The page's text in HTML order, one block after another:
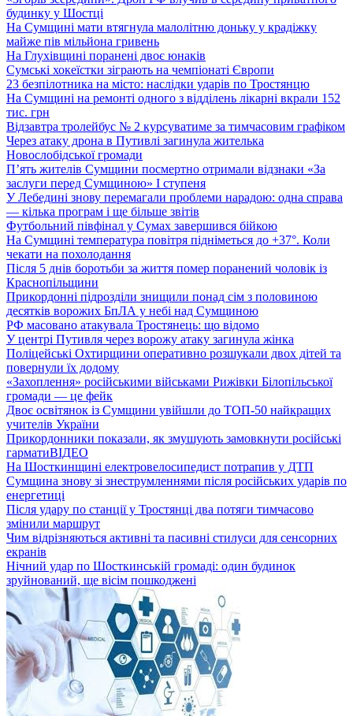
будинку у Шостці
На Сумщині мати втягнула малолітню доньку у крадіжку
майже пів мільйона гривень
На Глухівщині поранені двоє юнаків
Сумські хокеїстки зіграють на чемпіонаті Європи
23 безпілотника на місто: наслідки ударів по Тростянцю
На Сумщині на ремонті одного з відділень лікарні вкрали 152
тис. грн
Відзавтра тролейбус № 2 курсуватиме за тимчасовим графіком
Через атаку дрона в Путивлі загинула жителька
Новослобідської громади
П’ять жителів Сумщини посмертно отримали відзнаки «За
заслуги перед Сумщиною» І ступеня
У Лебедині знову перемагали проблеми нарадою: одна справа
— кілька програм і ще більше звітів
Футбольний півфінал у Сумах завершився бійкою
На Сумщині температура повітря підніметься до +37°. Коли
чекати на похолодання
Після 5 днів боротьби за життя помер поранений чоловік із
Краснопільщини
Прикордонні підрозділи знищили понад сім з половиною
десятків ворожих БпЛА у небі над Сумщиною
РФ масовано атакувала Тростянець: що відомо
У центрі Путивля через ворожу атаку загинула жінка
Поліцейські Охтирщини оперативно розшукали двох дітей та
повернули їх додому
«Захоплення» російськими військами Рижівки Білопільської
громади — це фейк
Двоє освітянок із Сумщини увійшли до ТОП-50 найкращих
учителів України
Прикордонники показали, як змушують замовкнути російські
гарматиВІДЕО
На Шосткинщині електровелосипедист потрапив у ДТП
Сумщина знову зі знеструмленнями після російських ударів по
енергетиці
Після удару по станції у Тростянці два потяги тимчасово
змінили маршрут
Чим відрізняються активні та пасивні стилуси для сенсорних
екранів
Нічний удар по Шосткинській громаді: один будинок
зруйнований, ще вісім пошкоджені